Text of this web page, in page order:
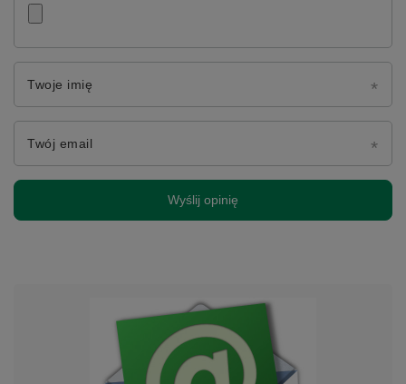
Twoje imię
Twój email
Wyślij opinię